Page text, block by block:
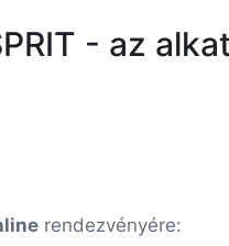
- az
rendezvényére: